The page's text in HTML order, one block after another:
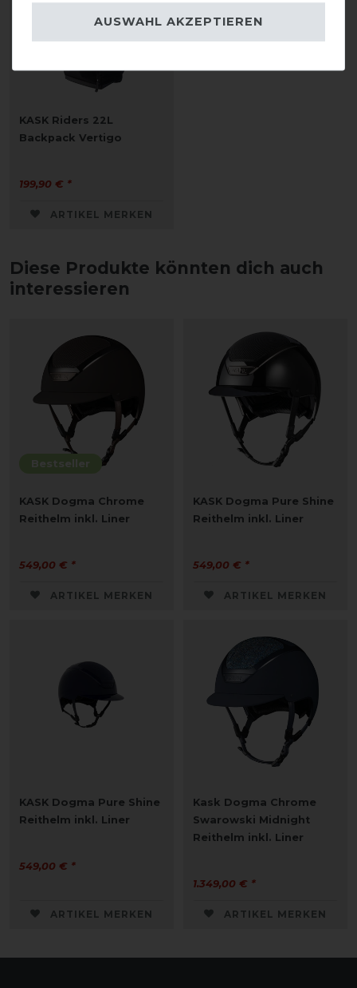
KASK Riders 22L
Backpack Vertigo
199,90 € *
ARTIKEL MERKEN
Diese Produkte könnten dich auch
interessieren
Bestseller
KASK Dogma Chrome
Reithelm inkl. Liner
549,00 € *
ARTIKEL MERKEN
KASK Dogma Pure Shine
Reithelm inkl. Liner
549,00 € *
ARTIKEL MERKEN
KASK Dogma Pure Shine
Reithelm inkl. Liner
549,00 € *
ARTIKEL MERKEN
Kask Dogma Chrome
Swarowski Midnight
Reithelm inkl. Liner
1.349,00 € *
ARTIKEL MERKEN
AUSWAHL AKZEPTIEREN